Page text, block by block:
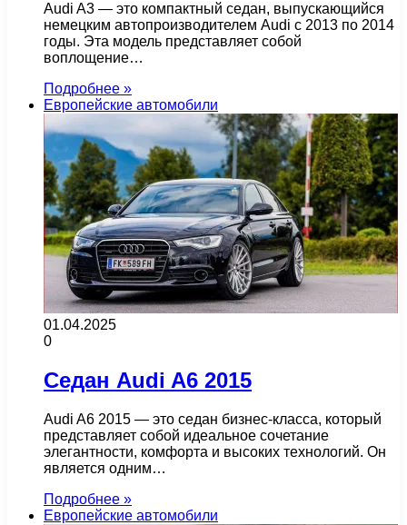
Audi A3 — это компактный седан, выпускающийся
немецким автопроизводителем Audi с 2013 по 2014
годы. Эта модель представляет собой
воплощение…
Подробнее »
Европейские автомобили
01.04.2025
0
Седан Audi A6 2015
Audi A6 2015 — это седан бизнес-класса, который
представляет собой идеальное сочетание
элегантности, комфорта и высоких технологий. Он
является одним…
Подробнее »
Европейские автомобили